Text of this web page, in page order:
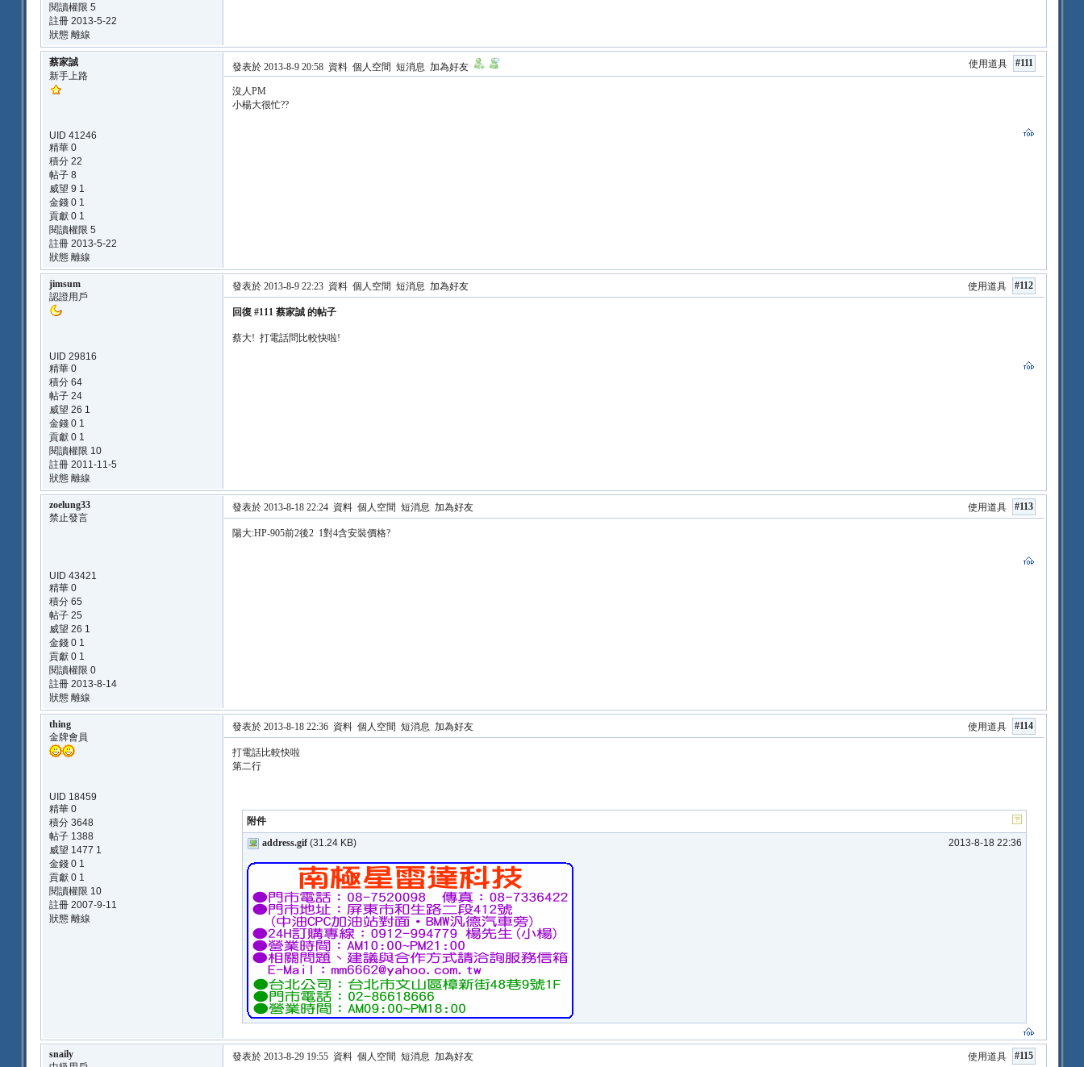
閱讀權限 5
註冊 2013-5-22
狀態 離線
蔡家誠
新手上路
UID 41246
精華 0
積分 22
帖子 8
威望 9 1
金錢 0 1
貢獻 0 1
閱讀權限 5
註冊 2013-5-22
狀態 離線
#111
使用道具
發表於 2013-8-9 20:58 資料 個人空間 短消息 加為好友
沒人PM
小楊大很忙??
jimsum
認證用戶
UID 29816
精華 0
積分 64
帖子 24
威望 26 1
金錢 0 1
貢獻 0 1
閱讀權限 10
註冊 2011-11-5
狀態 離線
#112
使用道具
發表於 2013-8-9 22:23 資料 個人空間 短消息 加為好友
回復 #111 蔡家誠 的帖子
蔡大! 打電話問比較快啦!
zoelung33
禁止發言
UID 43421
精華 0
積分 65
帖子 25
威望 26 1
金錢 0 1
貢獻 0 1
閱讀權限 0
註冊 2013-8-14
狀態 離線
#113
使用道具
發表於 2013-8-18 22:24 資料 個人空間 短消息 加為好友
陽大:HP-905前2後2 1對4含安裝價格?
thing
金牌會員
UID 18459
精華 0
積分 3648
帖子 1388
威望 1477 1
金錢 0 1
貢獻 0 1
閱讀權限 10
註冊 2007-9-11
狀態 離線
#114
使用道具
發表於 2013-8-18 22:36 資料 個人空間 短消息 加為好友
打電話比較快啦
第二行
附件
2013-8-18 22:36
address.gif (31.24 KB)
snaily
#115
使用道具
發表於 2013-8-29 19:55 資料 個人空間 短消息 加為好友